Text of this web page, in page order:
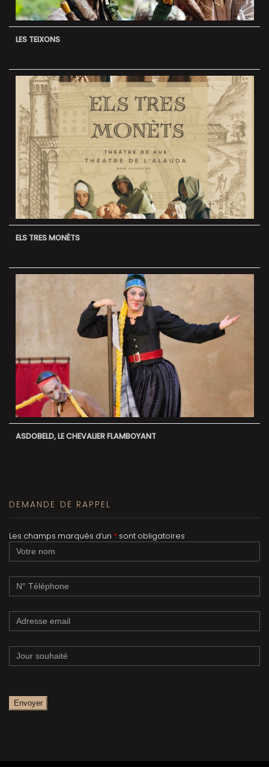
LES TEIXONS
ELS TRES MONÈTS
ASDOBELD, LE CHEVALIER FLAMBOYANT
DEMANDE DE RAPPEL
Les champs marqués d’un * sont obligatoires